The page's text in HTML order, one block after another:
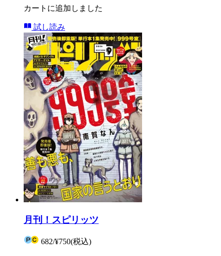
カートに追加しました
試し読み
月刊！スピリッツ
682/¥750(税込)